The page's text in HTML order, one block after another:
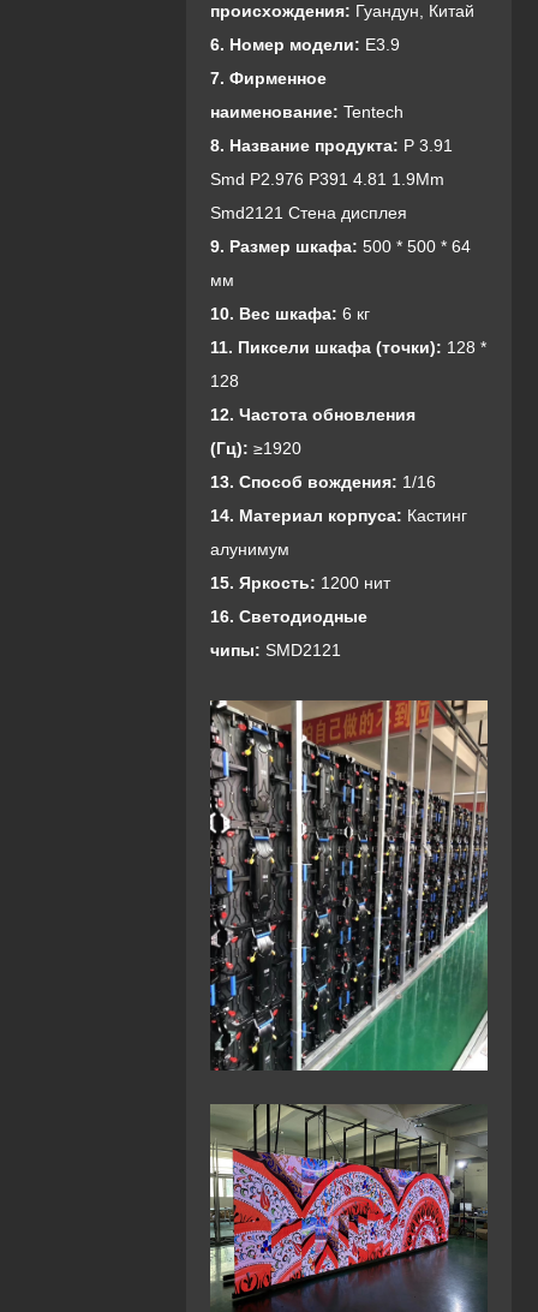
происхождения: Гуандун, Китай
6. Номер модели: E3.9
7. Фирменное
наименование: Tentech
8. Название продукта: P 3.91
Smd P2.976 P391 4.81 1.9Mm
Smd2121 Стена дисплея
9. Размер шкафа: 500 * 500 * 64
мм
10. Вес шкафа: 6 кг
11. Пиксели шкафа (точки): 128 *
128
12. Частота обновления
(Гц): ≥1920
13. Способ вождения: 1/16
14. Материал корпуса: Кастинг
алунимум
15. Яркость: 1200 нит
16. Светодиодные
чипы: SMD2121